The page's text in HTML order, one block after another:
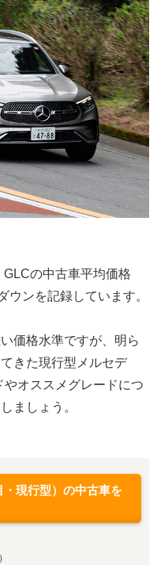
の中古車平均価格
ウンを記録しています。
価格水準ですが、明ら
きた現行型メルセデ
オススメグレードにつ
ましょう。
現行型）の中古車を